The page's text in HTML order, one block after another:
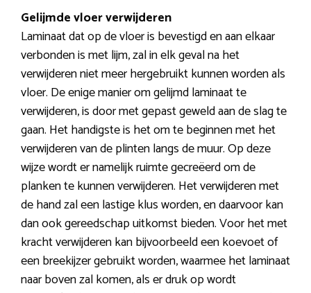
Gelijmde vloer verwijderen
Laminaat dat op de vloer is bevestigd en aan elkaar
verbonden is met lijm, zal in elk geval na het
verwijderen niet meer hergebruikt kunnen worden als
vloer. De enige manier om gelijmd laminaat te
verwijderen, is door met gepast geweld aan de slag te
gaan. Het handigste is het om te beginnen met het
verwijderen van de plinten langs de muur. Op deze
wijze wordt er namelijk ruimte gecreëerd om de
planken te kunnen verwijderen. Het verwijderen met
de hand zal een lastige klus worden, en daarvoor kan
dan ook gereedschap uitkomst bieden. Voor het met
kracht verwijderen kan bijvoorbeeld een koevoet of
een breekijzer gebruikt worden, waarmee het laminaat
naar boven zal komen, als er druk op wordt